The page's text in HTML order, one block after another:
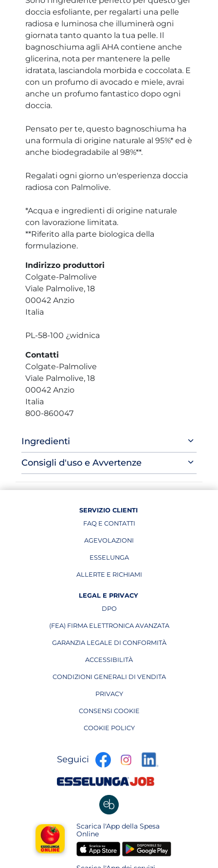
doccia esfoliante, per regalarti una pelle
radiosa e luminosa che illuminerà ogni
giornata tanto quanto la tua pelle. Il
bagnoschiuma agli AHA contiene anche
glicerina, nota per mantenere la pelle
idratata, lasciandola morbida e coccolata. E
con un profumo di avocado e miele, avrai
anche un profumo fantastico dopo ogni
doccia.
Pensato per te, questo bagnoschiuma ha
una formula di origine naturale al 95%* ed è
anche biodegradabile al 98%**.
Regalati ogni giorno un'esperienza doccia
radiosa con Palmolive.
*Acqua e ingredienti di origine naturale
con lavorazione limitata.
**Riferito alla parte biologica della
formulazione.
Indirizzo produttori
Colgate-Palmolive
Viale Palmolive, 18
00042 Anzio
Italia
PL-58-100 ¿widnica
Contatti
Colgate-Palmolive
Viale Palmolive, 18
00042 Anzio
Italia
800-860047
Ingredienti
Consigli d'uso e Avvertenze
SERVIZIO CLIENTI
FAQ E CONTATTI
AGEVOLAZIONI
ESSELUNGA
APRE IN UNA NUOVA PAGINA
ALLERTE E RICHIAMI
APRE IN UNA NUOVA PAGINA
LEGAL E PRIVACY
DPO
APRE IN UNA NUOVA PAGINA
(FEA) FIRMA ELETTRONICA AVANZATA
APRE IN UNA NUOVA PAGINA
GARANZIA LEGALE DI CONFORMITÀ
ACCESSIBILITÀ
CONDIZIONI GENERALI DI VENDITA
PRIVACY
CONSENSI COOKIE
COOKIE POLICY
Seguici
apre
una
pagina
apre
una
in
pagina
in
una
nuova
Scarica l'App della Spesa
Online
apre
in
apre
in